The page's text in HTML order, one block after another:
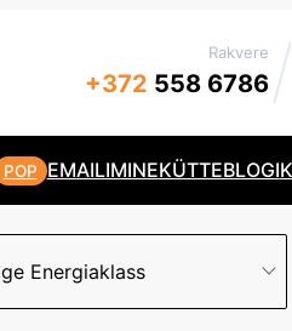
Rakvere
+372 558 6786
POP EMAILIMINEKÜTTEBLOGI
Energiaklass